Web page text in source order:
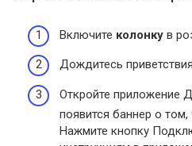
Включите колонку в
Дождитесь приветствия
Откройте приложение
появится баннер о
Нажмите кнопку